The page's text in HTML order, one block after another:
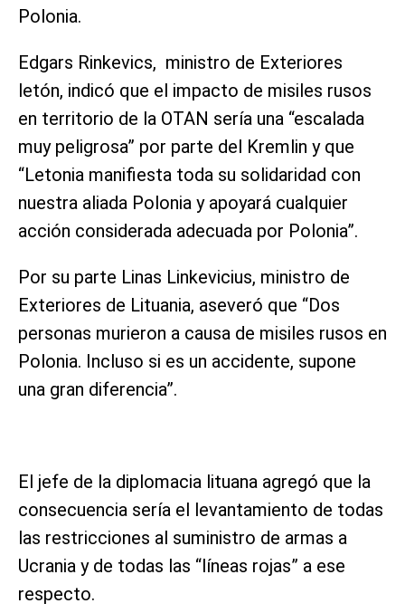
Polonia.
Edgars Rinkevics, ministro de Exteriores
letón, indicó que el impacto de misiles rusos
en territorio de la OTAN sería una “escalada
muy peligrosa” por parte del Kremlin y que
“Letonia manifiesta toda su solidaridad con
nuestra aliada Polonia y apoyará cualquier
acción considerada adecuada por Polonia”.
Por su parte Linas Linkevicius, ministro de
Exteriores de Lituania, aseveró que “Dos
personas murieron a causa de misiles rusos en
Polonia. Incluso si es un accidente, supone
una gran diferencia”.
El jefe de la diplomacia lituana agregó que la
consecuencia sería el levantamiento de todas
las restricciones al suministro de armas a
Ucrania y de todas las “líneas rojas” a ese
respecto.